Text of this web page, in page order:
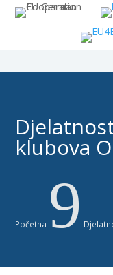
klubova O
Početna 9